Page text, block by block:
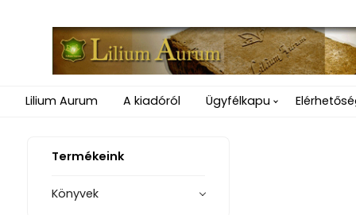
Lilium Aurum A kiadóról Ügyfélkapu
Termékeink
Könyvek